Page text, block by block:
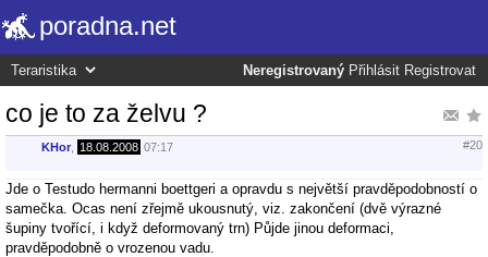
poradna.net
Neregistrovaný Přihlásit Registrovat
co je to za želvu ?
KHor 18.08.2008 07:17 #20
Jde o Testudo hermanni boettgeri a opravdu s největší pravděpodobností o
samečka. Ocas není zřejmě ukousnutý, viz. zakončení (dvě výrazné
šupiny tvořící, i když deformovaný trn) Půjde jinou deformaci,
pravděpodobně o vrozenou vadu.